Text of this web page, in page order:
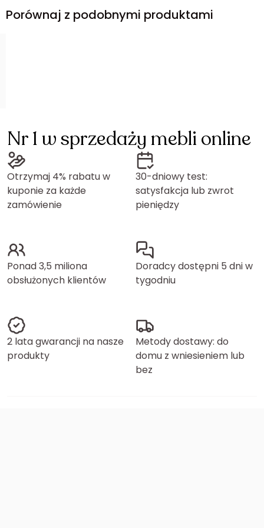
Porównaj z podobnymi produktami
Nr 1 w sprzedaży mebli online
Otrzymaj 4% rabatu w
kuponie za każde
zamówienie
30-dniowy test:
satysfakcja lub zwrot
pieniędzy
Ponad 3,5 miliona
obsłużonych klientów
Doradcy dostępni 5 dni w
tygodniu
2 lata gwarancji na nasze
produkty
Metody dostawy: do
domu z wniesieniem lub
bez